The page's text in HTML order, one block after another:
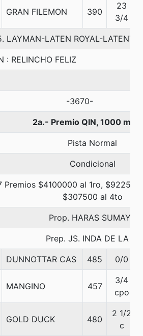
GRAN FILEMON 390
23
3/4
LAYMAN-LATEN ROYAL-LATENT
: RELINCHO FELIZ
-3670-
2a.- Premio QIN, 1000
Pista Normal
Condicional
Premios $4100000 al 1ro,
$307500 al 4to
Prop. HARAS SUMAYA
Prep. JS. INDA DE LA C.
DUNNOTTAR CAS 485 0/0
MANGINO 457
3/4
cpo
GOLD DUCK 480
2 1/2
c